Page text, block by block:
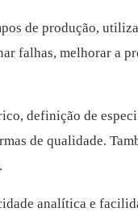
de produção,
falhas, melhorar a
definição de
de qualidade.
analítica e